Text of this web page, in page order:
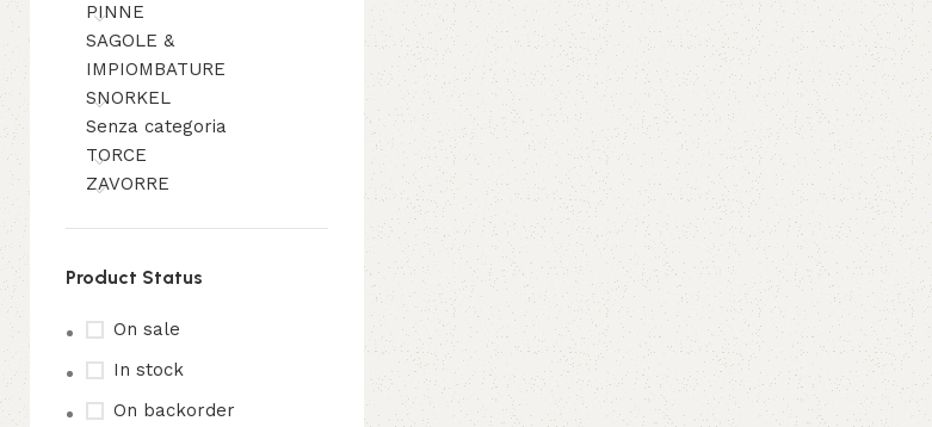
PINNE
SAGOLE &
IMPIOMBATURE
SNORKEL
Senza categoria
TORCE
ZAVORRE
Product Status
On sale
In stock
On backorder